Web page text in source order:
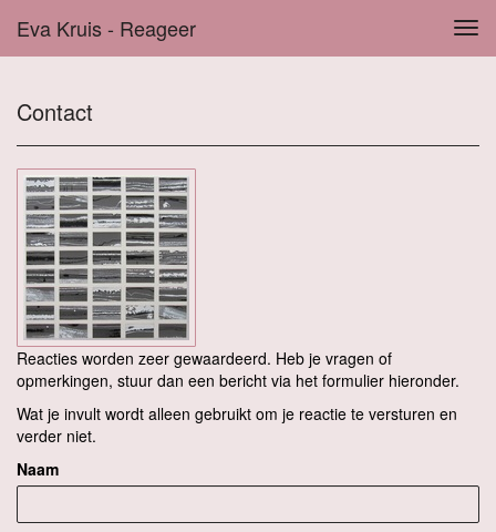
Eva Kruis - Reageer
Contact
Reacties worden zeer gewaardeerd. Heb je vragen of
opmerkingen, stuur dan een bericht via het formulier hieronder.
Wat je invult wordt alleen gebruikt om je reactie te versturen en
verder niet.
Naam